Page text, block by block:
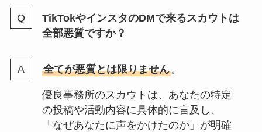
TikTokやインスタのDMで来るスカウトは
全部悪質ですか？
全てが悪質とは限りません。
優良事務所のスカウトは、あなたの特定
の投稿や活動内容に具体的に言及し、
「なぜあなたに声をかけたのか」が明確